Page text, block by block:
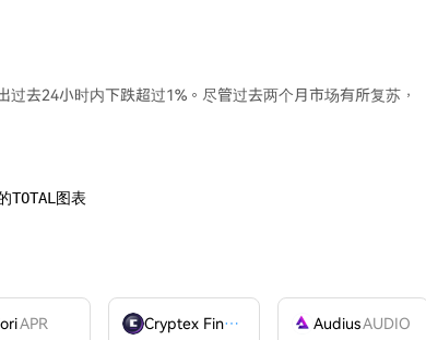
去24小时内下跌超过1%。尽管过去两个月市场有所复苏，
图表
APR Cryptex Finance AudiusAUDIO